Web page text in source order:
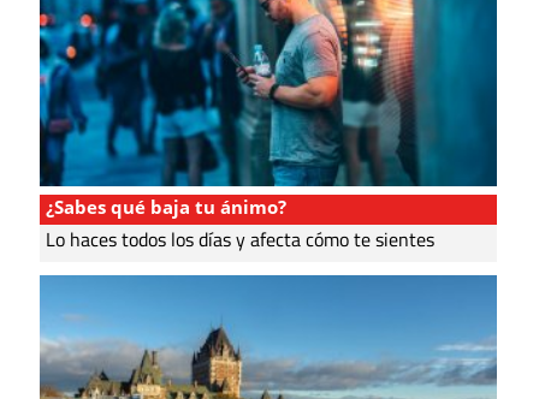
¿Sabes qué baja tu ánimo?
Lo haces todos los días y afecta cómo te sientes